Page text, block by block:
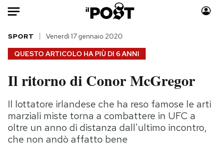
Auto
HOME
Italia
Politica
Internet
Moda
Consumismi
Storie/Idee
Ok Boomer!
QUESTO ARTICOLO HA PIÙ DI 6 ANNI
SPORT Venerdì 17 gennaio 2020
Il ritorno di Conor McGregor
Il lottatore irlandese che ha reso famose le arti
marziali miste torna a combattere in UFC a
oltre un anno di distanza dall'ultimo incontro,
che non andò affatto bene